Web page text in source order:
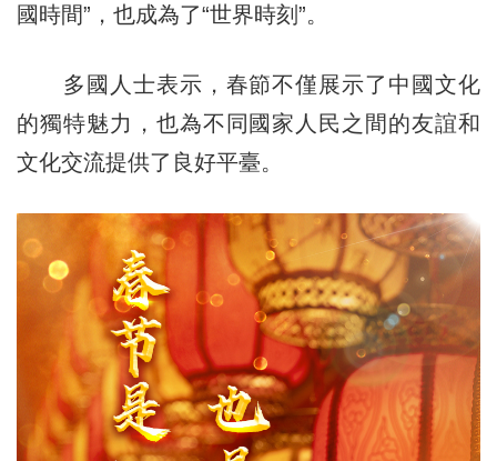
國時間”，也成為了“世界時刻”。
多國人士表示，春節不僅展示了中國文化
的獨特魅力，也為不同國家人民之間的友誼和
文化交流提供了良好平臺。